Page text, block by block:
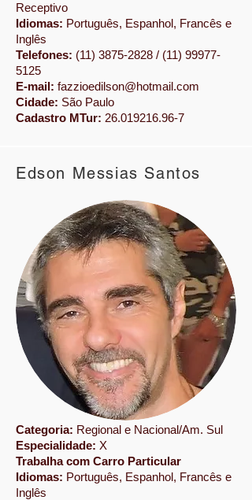
Receptivo
Idiomas: Português, Espanhol, Francês e
Inglês
Telefones: ​(11) 3875-2828 / (11) 99977-
5125
E-mail: fazzioedilson@hotmail.com
Cidade: São Paulo
Cadastro MTur: 26.019216.96-7
Edson Messias Santos
Categoria: Regional e Nacional/Am. Sul
Especialidade: X
Trabalha com Carro Particular
Idiomas: Português, Espanhol, Francês e
Inglês